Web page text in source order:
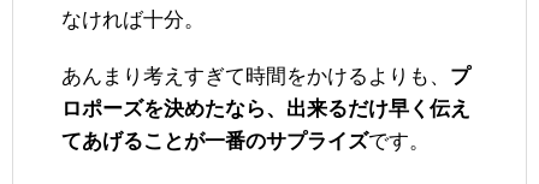
なければ十分。
あんまり考えすぎて時間をかけるよりも、 プ
ロポーズを決めたなら、出来るだけ早く伝え
てあげることが一番のサプライズです。